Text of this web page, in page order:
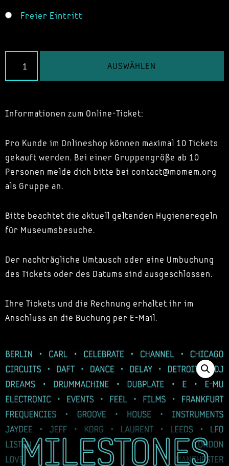
Freier Eintritt
AUSWÄHLEN
Informationen zum Online-Ticket:
Pro Kunde im Onlineshop können maximal 10 Tickets
gekauft werden. Bei einer Gruppengröße ab 10
Personen melde dich bitte bei contact@momem.org
als Gruppe an.
Bitte beachtet die aktuell geltenden Hygieneregeln
für Museumsbesuche.
Der nachträgliche Umtausch oder eine Umbuchung
des Tickets oder des Datums sind ausgeschlossen.
Ihre Tickets und die Rechnung erhaltet ihr im
Anschluss an die Buchung per E-Mail.